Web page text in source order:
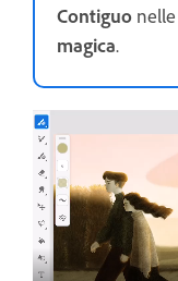
Contiguo
magica.